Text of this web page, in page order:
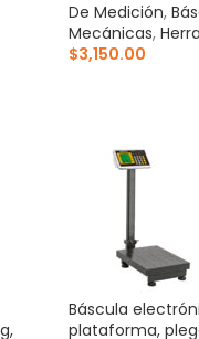
De Medición,
Mecánicas,
$3,150.00
Báscula
plataforma,